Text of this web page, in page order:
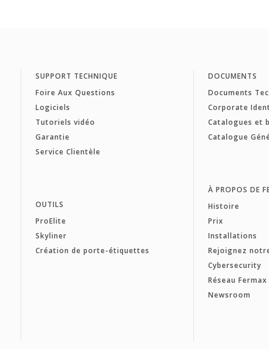
SUPPORT TECHNIQUE
Foire Aux Questions
Logiciels
Tutoriels vidéo
Garantie
Service Clientèle
OUTILS
ProElite
Skyliner
Création de porte-étiquettes
DOCUMENTS
Documents
Corporate
Catalogues et
Catalogue
À PROPOS DE
Histoire
Prix
Installations
Rejoignez
Cybersecurity
Réseau Fermax
Newsroom